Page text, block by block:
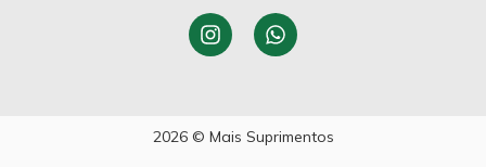
2026 © Mais Suprimentos